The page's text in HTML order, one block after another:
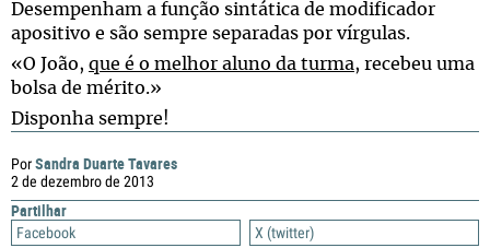
PorSandra Duarte Tavares
2 de dezembro de 2013
Partilhar
Facebook
X (twitter)
Desempenham a função sintática de modificador
apositivo e são sempre separadas por vírgulas.
«O João, que é o melhor aluno da turma, recebeu uma
bolsa de mérito.»
Disponha sempre!